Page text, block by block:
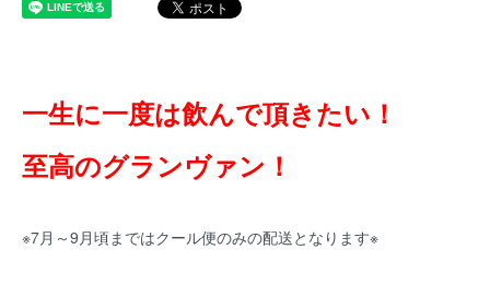
一生に一度は飲んで頂きたい！
至高のグランヴァン！
※7月～9月頃まではクール便のみの配送となります※